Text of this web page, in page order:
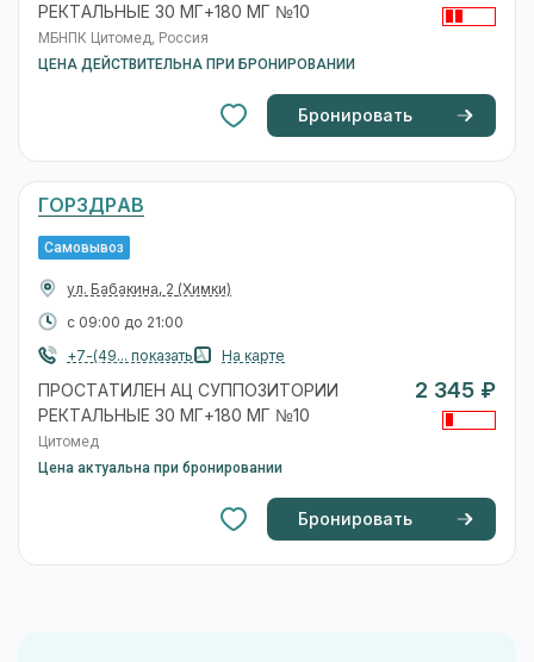
РЕКТАЛЬНЫЕ 30 МГ+180 МГ №10
МБНПК Цитомед, Россия
ЦЕНА ДЕЙСТВИТЕЛЬНА ПРИ БРОНИРОВАНИИ
Бронировать
ГОРЗДРАВ
Самовывоз
ул. Бабакина, 2 (Химки)
с 09:00 до 21:00
+7-(49... показать
На карте
ПРОСТАТИЛЕН АЦ СУППОЗИТОРИИ
РЕКТАЛЬНЫЕ 30 МГ+180 МГ №10
Цитомед
Цена актуальна при бронировании
2 345 ₽
Бронировать